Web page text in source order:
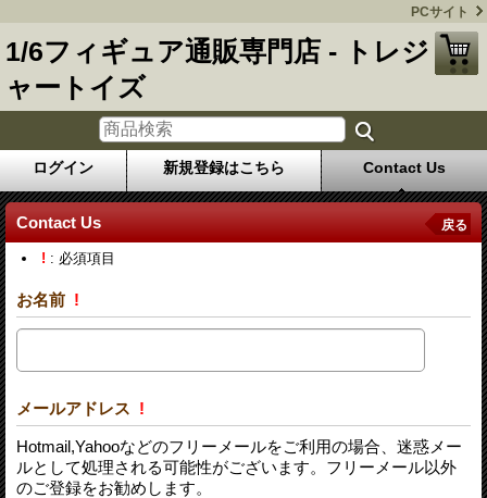
PCサイト
1/6フィギュア通販専門店 - トレジ
ャートイズ
ログイン 新規登録はこちら Contact Us
Contact Us 戻る
! : 必須項目
お名前 !
メールアドレス !
Hotmail,Yahooなどのフリーメールをご利用の場合、迷惑メー
ルとして処理される可能性がございます。フリーメール以外
のご登録をお勧めします。